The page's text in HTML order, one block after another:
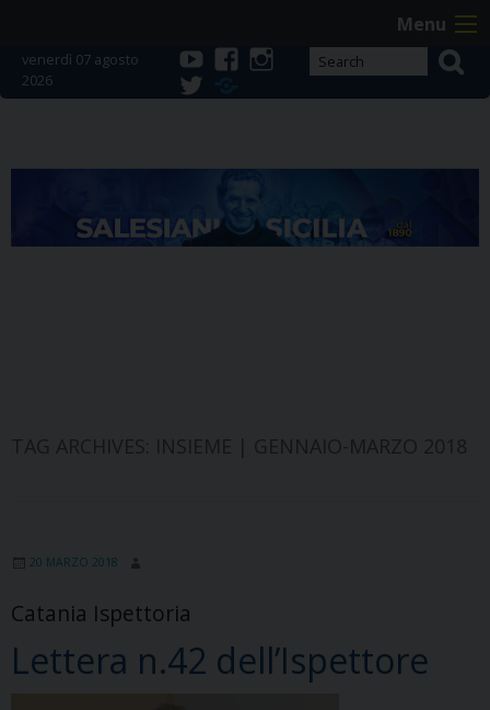
content
Menu
venerdì 07 agosto
2026
youtube
instagram
20 MARZO 2018
Catania Ispettoria
Lettera n.42 dell’Ispettore